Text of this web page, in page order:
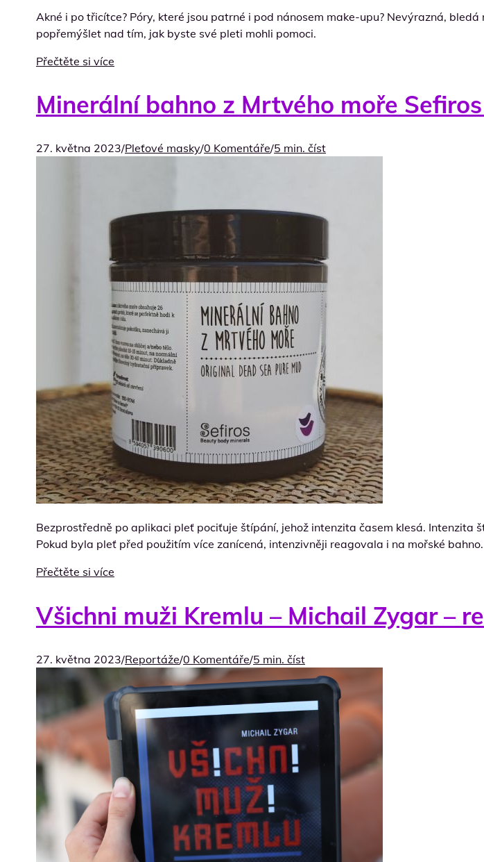
Akné i po třicítce? Póry, které jsou patrné i pod nánosem make-upu? Nevýrazná,
popřemýšlet nad tím, jak byste své pleti mohli pomoci.
Přečtěte si více
Minerální bahno z Mrtvého moře
27. května 2023/Pleťové masky/0 Komentáře/5 min. číst
Bezprostředně po aplikaci pleť pociťuje štípání, jehož intenzita časem klesá.
Pokud byla pleť před použitím více zanícená, intenzivněji reagovala i na mořské bahno.
Přečtěte si více
Všichni muži Kremlu – Michail Zygar –
27. května 2023/Reportáže/0 Komentáře/5 min. číst